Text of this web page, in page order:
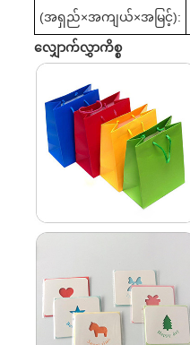
(အရှည်×အကျယ်×အမြင့်):
လျှောက်လွှာကိစ္စ